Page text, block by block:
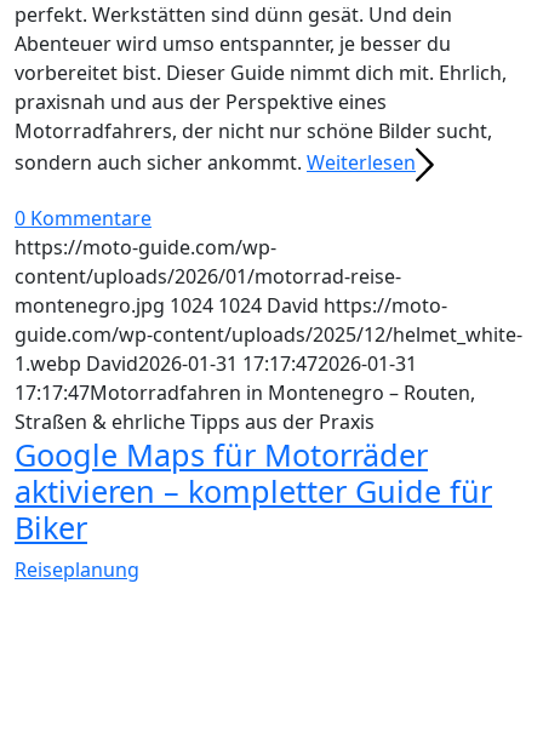
perfekt. Werkstätten sind dünn gesät. Und dein
Abenteuer wird umso entspannter, je besser du
vorbereitet bist. Dieser Guide nimmt dich mit. Ehrlich,
praxisnah und aus der Perspektive eines
Motorradfahrers, der nicht nur schöne Bilder sucht,
sondern auch sicher ankommt. Weiterlesen
0 Kommentare
https://moto-guide.com/wp-
content/uploads/2026/01/motorrad-reise-
montenegro.jpg 1024 1024 David https://moto-
guide.com/wp-content/uploads/2025/12/helmet_white-
1.webp David2026-01-31 17:17:472026-01-31
17:17:47Motorradfahren in Montenegro – Routen,
Straßen & ehrliche Tipps aus der Praxis
Google Maps für Motorräder
aktivieren – kompletter Guide für
Biker
Reiseplanung